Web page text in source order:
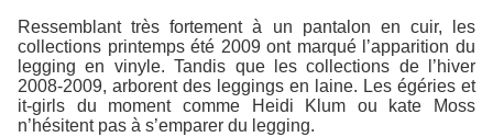
Ressemblant très fortement à un pantalon en cuir, les
collections printemps été 2009 ont marqué l’apparition du
legging en vinyle. Tandis que les collections de l’hiver
2008-2009, arborent des leggings en laine. Les égéries et
it-girls du moment comme Heidi Klum ou kate Moss
n’hésitent pas à s’emparer du legging.